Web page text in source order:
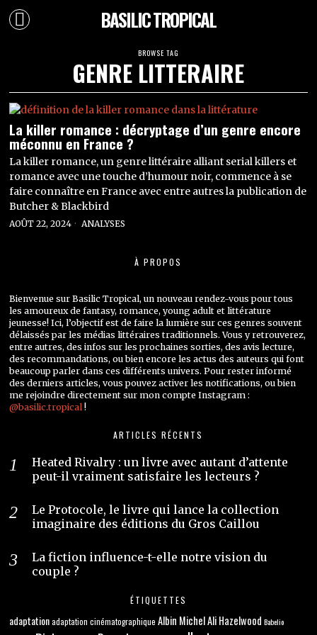
BASILIC TROPICAL
BROWSE TAG
GENRE LITTERAIRE
La killer romance : décryptage d’un genre encore
méconnu en France ?
La killer romance, un genre littéraire alliant serial killers et
romance avec une touche d’humour noir, commence à se
faire connaître en France avec entre autres la publication de
Butcher & Blackbird
AOÛT 22, 2024 ANALYSES
À PROPOS
Bienvenue sur Basilic Tropical, un nouveau rendez-vous pour tous
les amoureux de fantasy, romance, young adult et littérature
jeunesse! Ici, l’objectif est de faire la lumière sur ces genres souvent
délaissés par les médias littéraires traditionnels. Vous y retrouverez,
entre autres, des infos sur les prochaines sorties, des avis lecture,
des recommandations, ou bien encore les actus des auteurs qui font
beaucoup parler dans ces différents univers. Pour rester informé
des derniers articles, vous pouvez activer les notifications, ou bien
me rejoindre directement sur mon compte Instagram :
@basilic.tropical !
ARTICLES RÉCENTS
Heated Rivalry : un livre avec autant d’attente
peut-il vraiment satisfaire les lecteurs ?
Le Protocole, le livre qui lance la collection
imaginaire des éditions du Gros Caillou
La fiction influence-t-elle notre vision du
couple ?
ÉTIQUETTES
adaptation adaptation cinématographique Albin MichelAli Hazelwood Babelio